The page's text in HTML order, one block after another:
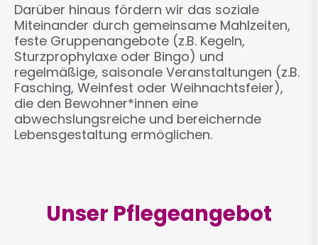
Darüber hinaus fördern wir das soziale
Miteinander durch gemeinsame Mahlzeiten,
feste Gruppenangebote (z.B. Kegeln,
Sturzprophylaxe oder Bingo) und
regelmäßige, saisonale Veranstaltungen (z.B.
Fasching, Weinfest oder Weihnachtsfeier),
die den Bewohner*innen eine
abwechslungsreiche und bereichernde
Lebensgestaltung ermöglichen.
Unser Pflegeangebot